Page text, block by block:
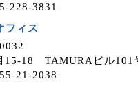
228-3831
フィス
15-18 TAMURAビル101
21-2038